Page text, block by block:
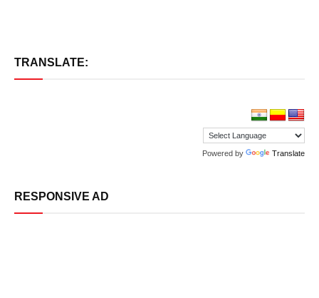
TRANSLATE:
Powered by Translate
RESPONSIVE AD